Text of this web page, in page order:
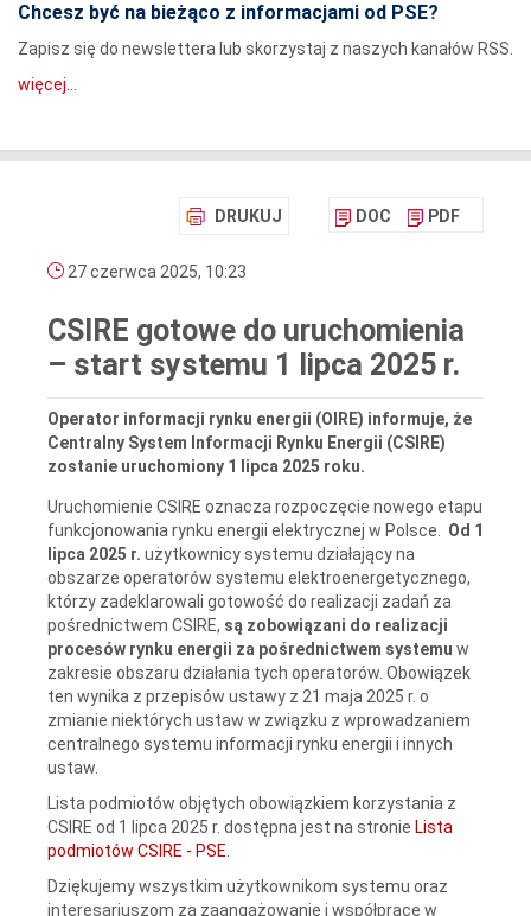
Chcesz być na bieżąco z informacjami od PSE?
Zapisz się do newslettera lub skorzystaj z naszych kanałów RSS.
więcej...
DRUKUJ DOC PDF
27 czerwca 2025, 10:23
CSIRE gotowe do uruchomienia
– start systemu 1 lipca 2025 r.
Operator informacji rynku energii (OIRE) informuje, że
Centralny System Informacji Rynku Energii (CSIRE)
zostanie uruchomiony 1 lipca 2025 roku.
Uruchomienie CSIRE oznacza rozpoczęcie nowego etapu
funkcjonowania rynku energii elektrycznej w Polsce. Od 1
lipca 2025 r. użytkownicy systemu działający na
obszarze operatorów systemu elektroenergetycznego,
którzy zadeklarowali gotowość do realizacji zadań za
pośrednictwem CSIRE, są zobowiązani do realizacji
procesów rynku energii za pośrednictwem systemu w
zakresie obszaru działania tych operatorów. Obowiązek
ten wynika z przepisów ustawy z 21 maja 2025 r. o
zmianie niektórych ustaw w związku z wprowadzaniem
centralnego systemu informacji rynku energii i innych
ustaw.
Lista podmiotów objętych obowiązkiem korzystania z
CSIRE od 1 lipca 2025 r. dostępna jest na stronie Lista
podmiotów CSIRE - PSE
Dziękujemy wszystkim użytkownikom systemu oraz
interesariuszom za zaangażowanie i współpracę w